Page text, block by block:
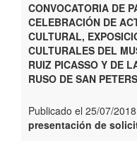
CONVOCATORIA DE
CELEBRACIÓN DE
CULTURAL,
CULTURALES DEL
RUIZ PICASSO Y DE
RUSO DE SAN
Publicado el 25/07/
presentación de